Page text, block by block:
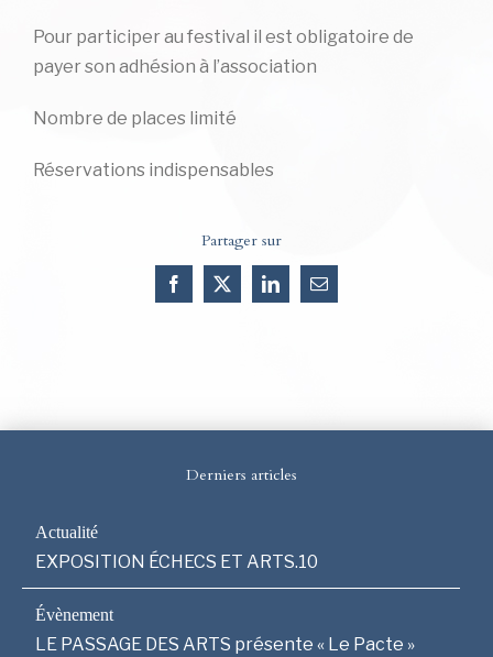
Pour participer au festival il est obligatoire de
payer son adhésion à l’association
Nombre de places limité
Réservations indispensables
Partager sur
Facebook
X LinkedInEmail
Derniers articles
EXPOSITION ÉCHECS ET ARTS.10
LE PASSAGE DES ARTS présente « Le Pacte »